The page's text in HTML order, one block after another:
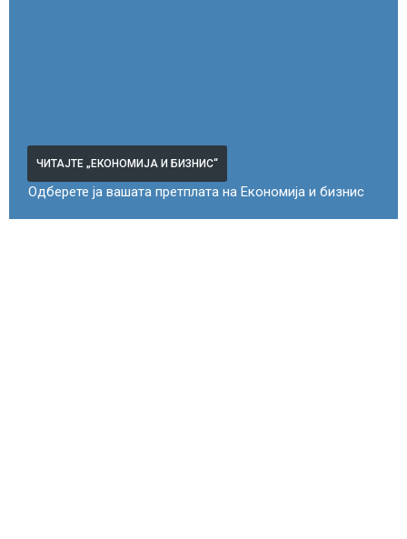
ЧИТАЈТЕ „ЕКОНОМИЈА И БИЗНИС“
Одберете ја вашата претплата на Економија и бизнис